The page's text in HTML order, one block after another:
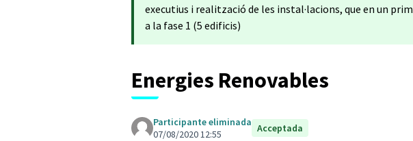
executius i realització de les instal·lacions, que en un
a la fase 1 (5 edificis)
Energies Renovables
Participante eliminada
07/08/2020 12:55
Acceptada